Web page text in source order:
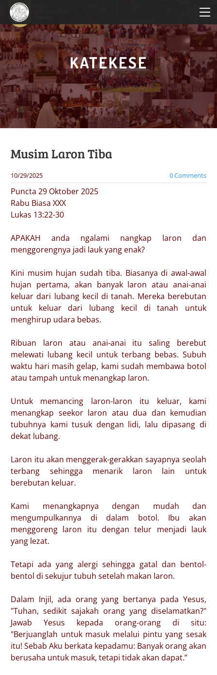
KATEKESE
Musim Laron Tiba
10/29/2025 0 Comments
Puncta 29 Oktober 2025
Rabu Biasa XXX
Lukas 13:22-30
APAKAH anda ngalami nangkap laron dan
menggorengnya jadi lauk yang enak?
Kini musim hujan sudah tiba. Biasanya di awal-awal
hujan pertama, akan banyak laron atau anai-anai
keluar dari lubang kecil di tanah. Mereka berebutan
untuk keluar dari lubang kecil di tanah untuk
menghirup udara bebas.
Ribuan laron atau anai-anai itu saling berebut
melewati lubang kecil untuk terbang bebas. Subuh
waktu hari masih gelap, kami sudah membawa botol
atau tampah untuk menangkap laron.
Untuk memancing laron-laron itu keluar, kami
menangkap seekor laron atau dua dan kemudian
tubuhnya kami tusuk dengan lidi, lalu dipasang di
dekat lubang.
Laron itu akan menggerak-gerakkan sayapnya seolah
terbang sehingga menarik laron lain untuk
berebutan keluar.
Kami menangkapnya dengan mudah dan
mengumpulkannya di dalam botol. Ibu akan
menggoreng laron itu dengan telur menjadi lauk
yang lezat.
Tetapi ada yang alergi sehingga gatal dan bentol-
bentol di sekujur tubuh setelah makan laron.
Dalam Injil, ada orang yang bertanya pada Yesus,
"Tuhan, sedikit sajakah orang yang diselamatkan?"
Jawab Yesus kepada orang-orang di situ:
"Berjuanglah untuk masuk melalui pintu yang sesak
itu! Sebab Aku berkata kepadamu: Banyak orang akan
berusaha untuk masuk, tetapi tidak akan dapat.”
PROFIL PAROKI
KATEKESE
PELAYANAN
BERITA PAROKI